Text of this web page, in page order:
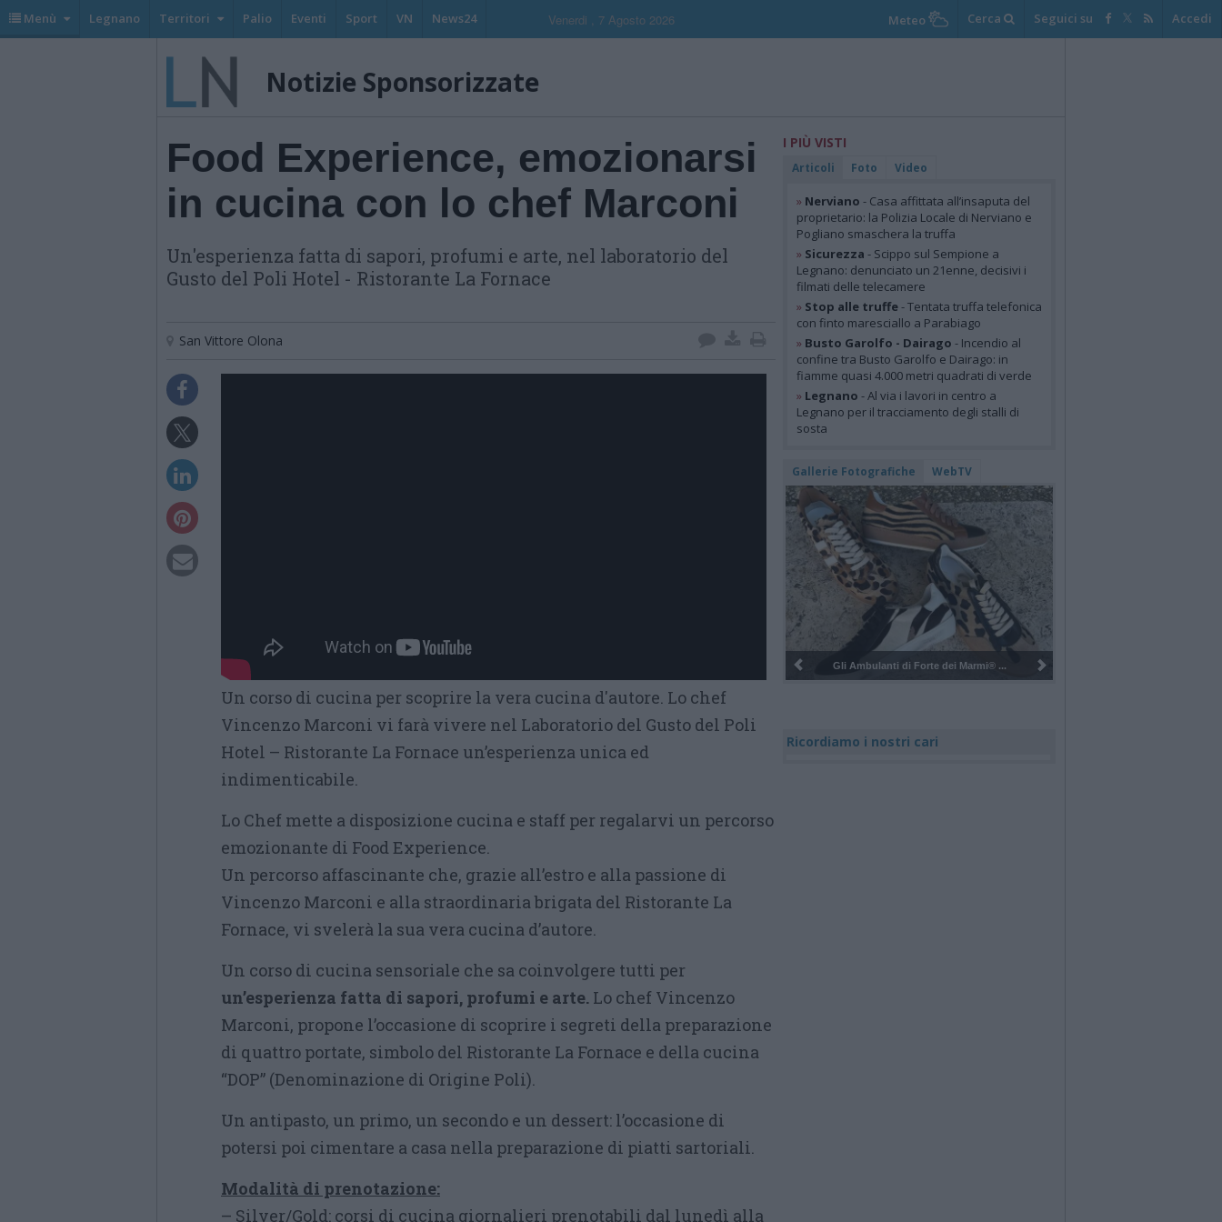
Menù Legnano Territori Palio Eventi Sport VN News24 Venerdi , 7 Agosto 2026 Meteo Cerca Seguici su Accedi
Notizie Sponsorizzate
Food Experience, emozionarsi
in cucina con lo chef Marconi
Un'esperienza fatta di sapori, profumi e arte, nel laboratorio del
Gusto del Poli Hotel - Ristorante La Fornace
San Vittore Olona
Un corso di cucina per scoprire la vera cucina d'autore. Lo chef
Vincenzo Marconi vi farà vivere nel Laboratorio del Gusto del Poli
Hotel – Ristorante La Fornace un’esperienza unica ed
indimenticabile.
Lo Chef mette a disposizione cucina e staff per regalarvi un percorso
emozionante di Food Experience.
Un percorso affascinante che, grazie all’estro e alla passione di
Vincenzo Marconi e alla straordinaria brigata del Ristorante La
Fornace, vi svelerà la sua vera cucina d’autore.
Un corso di cucina sensoriale che sa coinvolgere tutti per
un’esperienza fatta di sapori, profumi e arte. Lo chef Vincenzo
Marconi, propone l’occasione di scoprire i segreti della preparazione
di quattro portate, simbolo del Ristorante La Fornace e della cucina
“DOP” (Denominazione di Origine Poli).
Un antipasto, un primo, un secondo e un dessert: l’occasione di
potersi poi cimentare a casa nella preparazione di piatti sartoriali.
Modalità di prenotazione:
– Silver/Gold: corsi di cucina giornalieri prenotabili dal lunedì alla
I PIÙ VISTI
Articoli Foto Video
» Nerviano - Casa affittata all’insaputa del
proprietario: la Polizia Locale di Nerviano e
Pogliano smaschera la truffa
» Sicurezza - Scippo sul Sempione a
Legnano: denunciato un 21enne, decisivi i
filmati delle telecamere
» Stop alle truffe- Tentata truffa telefonica
con finto maresciallo a Parabiago
» Busto Garolfo - Dairago - Incendio al
confine tra Busto Garolfo e Dairago: in
fiamme quasi 4.000 metri quadrati di verde
» Legnano - Al via i lavori in centro a
Legnano per il tracciamento degli stalli di
sosta
Gallerie Fotografiche WebTV
Pulizia del bosco del Rugareto a ...
Ricordiamo i nostri cari